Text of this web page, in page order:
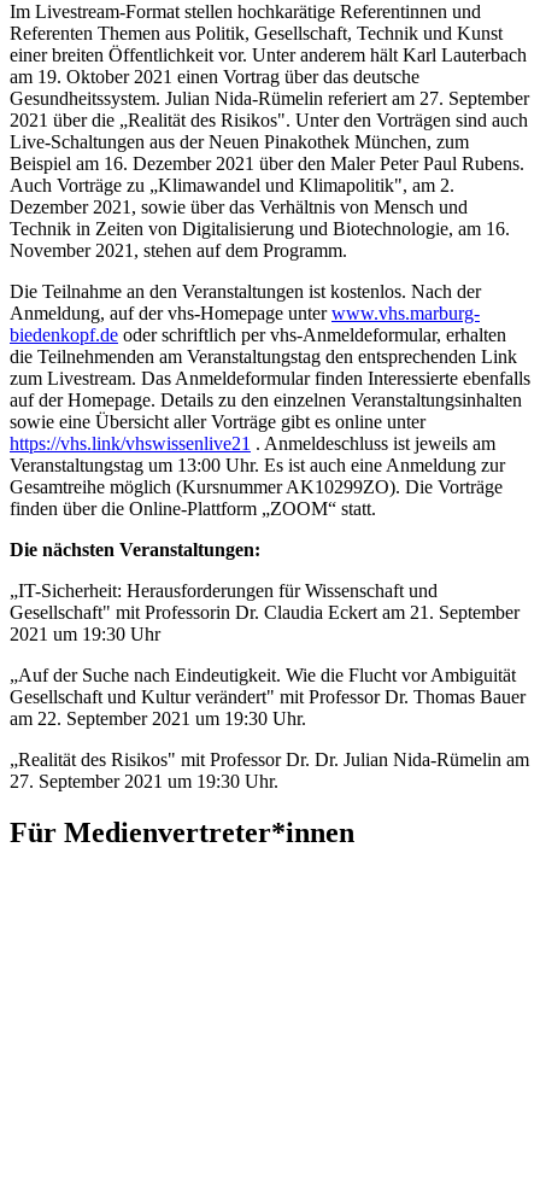
Im Livestream-Format stellen hochkarätige Referentinnen und
Referenten Themen aus Politik, Gesellschaft, Technik und Kunst
einer breiten Öffentlichkeit vor. Unter anderem hält Karl Lauterbach
am 19. Oktober 2021 einen Vortrag über das deutsche
Gesundheitssystem. Julian Nida-Rümelin referiert am 27. September
2021 über die „Realität des Risikos". Unter den Vorträgen sind auch
Live-Schaltungen aus der Neuen Pinakothek München, zum
Beispiel am 16. Dezember 2021 über den Maler Peter Paul Rubens.
Auch Vorträge zu „Klimawandel und Klimapolitik", am 2.
Dezember 2021, sowie über das Verhältnis von Mensch und
Technik in Zeiten von Digitalisierung und Biotechnologie, am 16.
November 2021, stehen auf dem Programm.
Die Teilnahme an den Veranstaltungen ist kostenlos. Nach der
Anmeldung, auf der vhs-Homepage unterwww.vhs.marburg-
biedenkopf.de oder schriftlich per vhs-Anmeldeformular, erhalten
die Teilnehmenden am Veranstaltungstag den entsprechenden Link
zum Livestream. Das Anmeldeformular finden Interessierte ebenfalls
auf der Homepage. Details zu den einzelnen Veranstaltungsinhalten
sowie eine Übersicht aller Vorträge gibt es online unter
https://vhs.link/vhswissenlive21 . Anmeldeschluss ist jeweils am
Veranstaltungstag um 13:00 Uhr. Es ist auch eine Anmeldung zur
Gesamtreihe möglich (Kursnummer AK10299ZO). Die Vorträge
finden über die Online-Plattform „ZOOM“ statt.
Die nächsten Veranstaltungen:
„IT-Sicherheit: Herausforderungen für Wissenschaft und
Gesellschaft" mit Professorin Dr. Claudia Eckert am 21. September
2021 um 19:30 Uhr
„Auf der Suche nach Eindeutigkeit. Wie die Flucht vor Ambiguität
Gesellschaft und Kultur verändert" mit Professor Dr. Thomas Bauer
am 22. September 2021 um 19:30 Uhr.
„Realität des Risikos" mit Professor Dr. Dr. Julian Nida-Rümelin am
27. September 2021 um 19:30 Uhr.
Für Medienvertreter*innen